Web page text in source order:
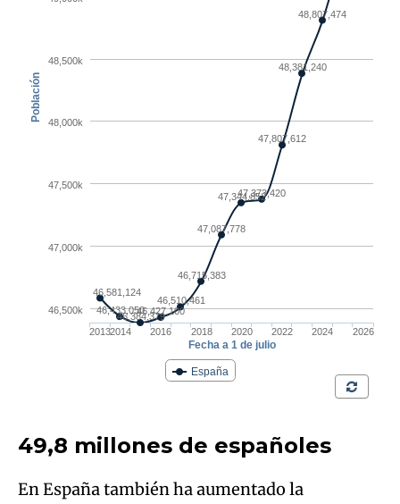
49,8 millones de españoles
alcanzar los 49.801.559, el valor máximo de la
serie histórica.